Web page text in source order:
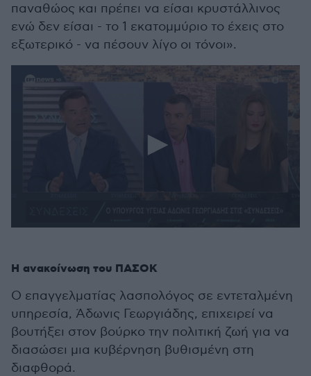
παναθώος και πρέπει να είσαι κρυστάλλινος
ενώ δεν είσαι - το 1 εκατομμύριο το έχεις στο
εξωτερικό - να πέσουν λίγο οι τόνοι».
2
Η ανακοίνωση του ΠΑΣΟΚ
Ο επαγγελματίας λασπολόγος σε εντεταλμένη
υπηρεσία, Άδωνις Γεωργιάδης, επιχειρεί να
βουτήξει στον βούρκο την πολιτική ζωή για να
διασώσει μια κυβέρνηση βυθισμένη στη
διαφθορά.